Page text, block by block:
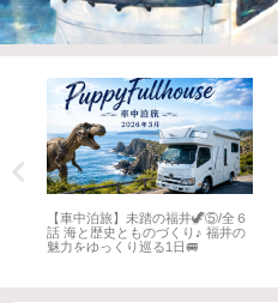
【車中泊旅】未踏の福井🦖⑤/全６
話 海と歴史とものづくり♪ 福井の
魅力をゆっくり巡る1日🚐